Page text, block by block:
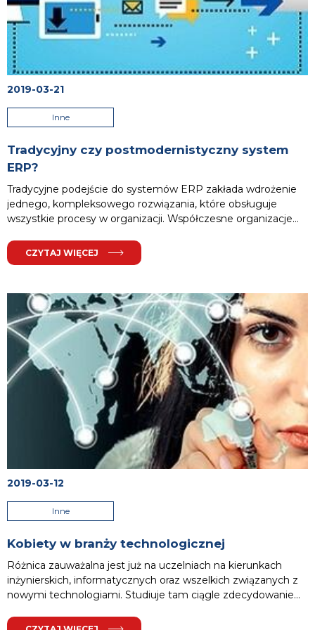
kosztów....
2019-03-21
Inne
Tradycyjny czy postmodernistyczny system
ERP?
Tradycyjne podejście do systemów ERP zakłada wdrożenie
jednego, kompleksowego rozwiązania, które obsługuje
wszystkie procesy w organizacji. Współczesne organizacje
które pozwalają na większą elastyczność i dopasowanie
systemu do indywidualnych potrzeb. Ten tekst przybliża
wspierające postmodernistyczną strategię ERP, takie jak
Epicor ICE i Epicor Service Connect.Spis treści...
CZYTAJ WIĘCEJ
2019-03-12
Inne
Kobiety w branży technologicznej
Różnica zauważalna jest już na uczelniach na kierunkach
inżynierskich, informatycznych oraz wszelkich związanych z
nowymi technologiami. Studiuje tam ciągle zdecydowanie
wzrosła. Mimo, iż coraz rzadziej, nadal panują też stereotypy